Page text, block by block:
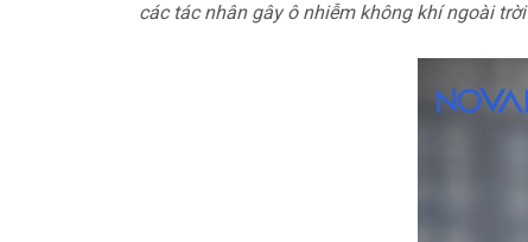
các tác nhân gây ô nhiễm không khí ngoài